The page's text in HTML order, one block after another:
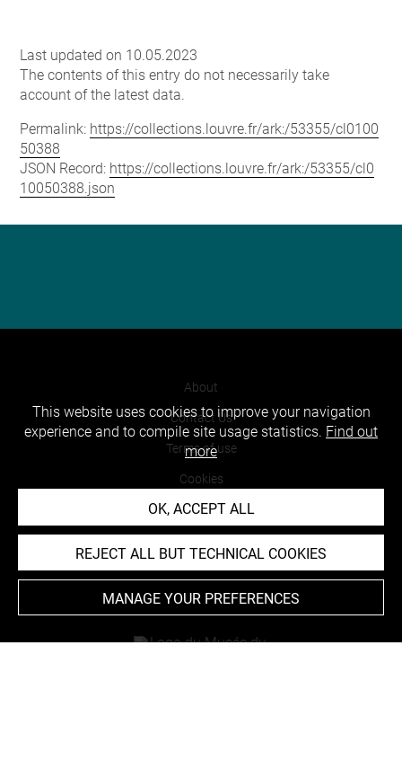
Last updated on 10.05.2023
The contents of this entry do not necessarily take
account of the latest data.
Permalink: https://collections.louvre.fr/ark:/53355/cl0100
50388
JSON Record: https://collections.louvre.fr/ark:/53355/cl0
10050388.json
About
Contact Us
Terms of use
Cookies
Credits
This website uses cookies to improve your navigation
experience and to compile site usage statistics. Find out
more
OK, ACCEPT ALL
REJECT ALL BUT TECHNICAL COOKIES
MANAGE YOUR PREFERENCES